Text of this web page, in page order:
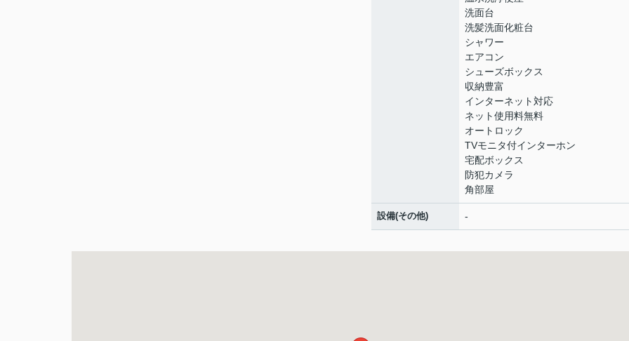
洗面台
洗髪洗面化粧台
シャワー
エアコン
シューズボックス
収納豊富
インターネット対応
ネット使用料無料
オートロック
TVモニタ付インターホン
宅配ボックス
防犯カメラ
角部屋
設備(その他) -